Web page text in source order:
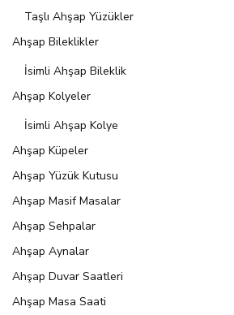
Taşlı Ahşap Yüzükler
Ahşap Bileklikler
İsimli Ahşap Bileklik
Ahşap Kolyeler
İsimli Ahşap Kolye
Ahşap Küpeler
Ahşap Yüzük Kutusu
Ahşap Masif Masalar
Ahşap Sehpalar
Ahşap Aynalar
Ahşap Duvar Saatleri
Ahşap Masa Saati